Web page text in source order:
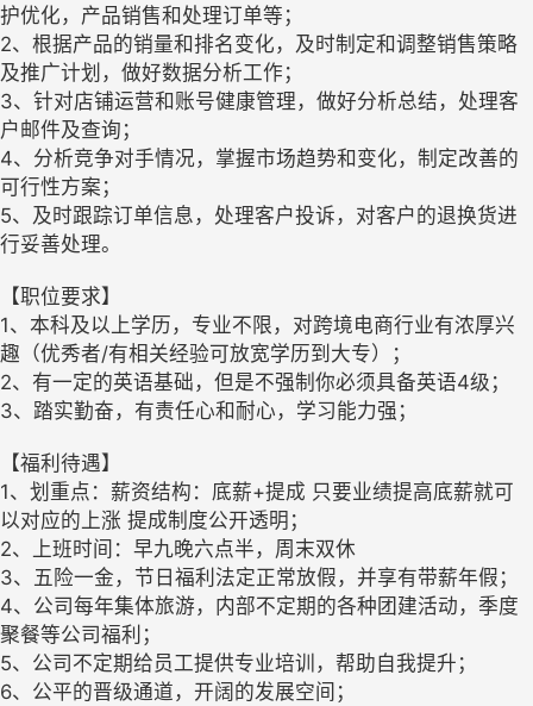
护优化，产品销售和处理订单等；
2、根据产品的销量和排名变化，及时制定和调整销售策略
及推广计划，做好数据分析工作；
3、针对店铺运营和账号健康管理，做好分析总结，处理客
户邮件及查询；
4、分析竞争对手情况，掌握市场趋势和变化，制定改善的
可行性方案；
5、及时跟踪订单信息，处理客户投诉，对客户的退换货进
行妥善处理。
【职位要求】
1、本科及以上学历，专业不限，对跨境电商行业有浓厚兴
趣（优秀者/有相关经验可放宽学历到大专）；
2、有一定的英语基础，但是不强制你必须具备英语4级；
3、踏实勤奋，有责任心和耐心，学习能力强；
【福利待遇】
1、划重点：薪资结构：底薪+提成 只要业绩提高底薪就可
以对应的上涨 提成制度公开透明；
2、上班时间：早九晚六点半，周末双休
3、五险一金，节日福利法定正常放假，并享有带薪年假；
4、公司每年集体旅游，内部不定期的各种团建活动，季度
聚餐等公司福利；
5、公司不定期给员工提供专业培训，帮助自我提升；
6、公平的晋级通道，开阔的发展空间；